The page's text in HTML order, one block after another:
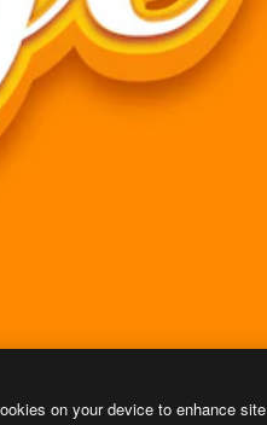
on your device to enhance site